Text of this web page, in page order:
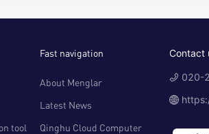
tool
Fast navigation
About Menglar
Latest News
Qinghu Cloud Computer
Contact
020-